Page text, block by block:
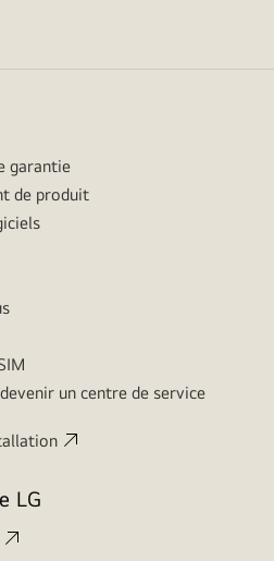
garantie
de produit
un centre de service
LG